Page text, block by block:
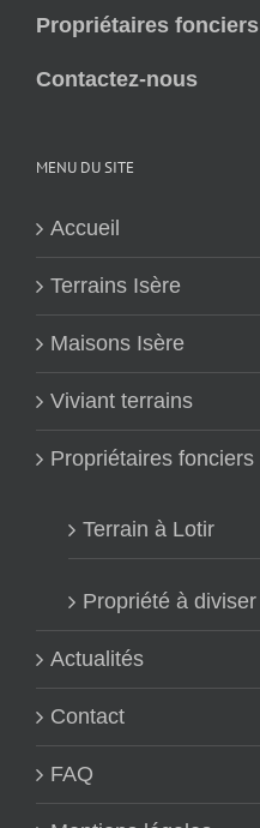
Propriétaires fonciers
Contactez-nous
MENU DU SITE
Accueil
Terrains Isère
Maisons Isère
Viviant terrains
Propriétaires fonciers
Terrain à Lotir
Propriété à diviser
Actualités
Contact
FAQ